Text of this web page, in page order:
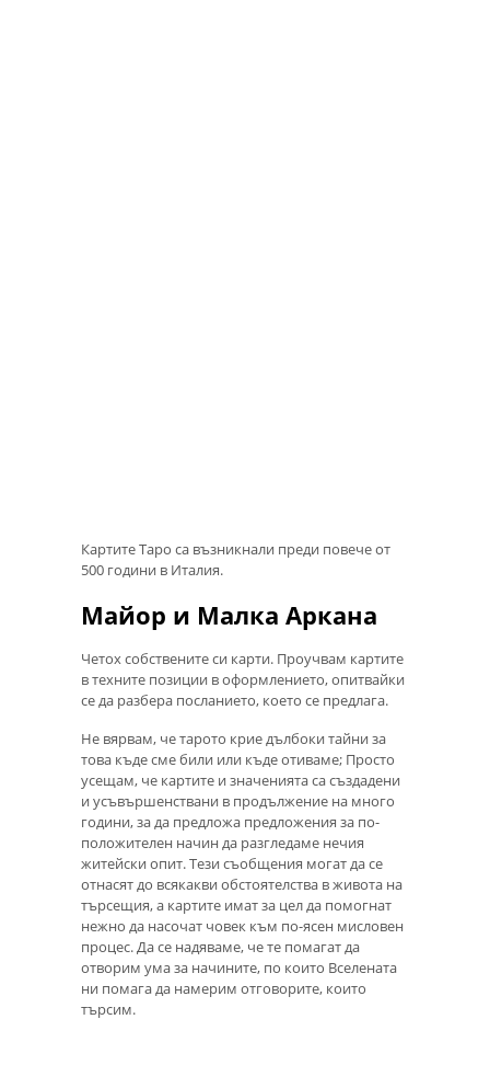
Картите Таро са възникнали преди повече от
500 години в Италия.
Майор и Малка Аркана
Четох собствените си карти. Проучвам картите
в техните позиции в оформлението, опитвайки
се да разбера посланието, което се предлага.
Не вярвам, че тарото крие дълбоки тайни за
това къде сме били или къде отиваме; Просто
усещам, че картите и значенията са създадени
и усъвършенствани в продължение на много
години, за да предложа предложения за по-
положителен начин да разгледаме нечия
житейски опит. Тези съобщения могат да се
отнасят до всякакви обстоятелства в живота на
търсещия, а картите имат за цел да помогнат
нежно да насочат човек към по-ясен мисловен
процес. Да се ​​надяваме, че те помагат да
отворим ума за начините, по които Вселената
ни помага да намерим отговорите, които
търсим.